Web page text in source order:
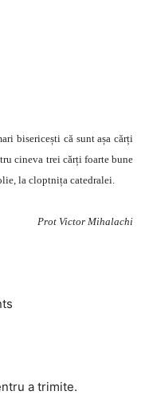
bisericești că sunt așa cărți
cineva trei cărți foarte bune
la cloptnița catedralei.
Prot Victor Mihalachi
a trimite.